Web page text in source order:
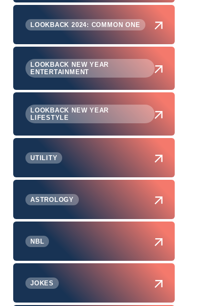
LOOKBACK 2024: COMMON ONE
LOOKBACK NEW YEAR
ENTERTAINMENT
LOOKBACK NEW YEAR
LIFESTYLE
UTILITY
ASTROLOGY
NBL
JOKES